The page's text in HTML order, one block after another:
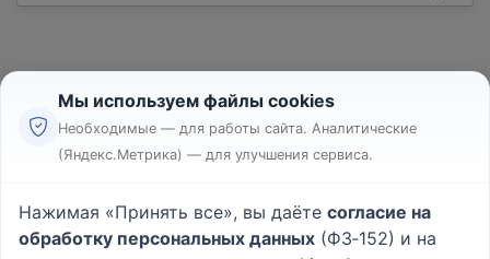
Реклама
Пользовательское соглашение
Политика конфиденциальности
Мы используем файлы cookies
Необходимые — для работы сайта. Аналитические
(Яндекс.Метрика) — для улучшения сервиса.
Нажимая «Принять все», вы даёте согласие на
обработку персональных данных (ФЗ‑152) и на